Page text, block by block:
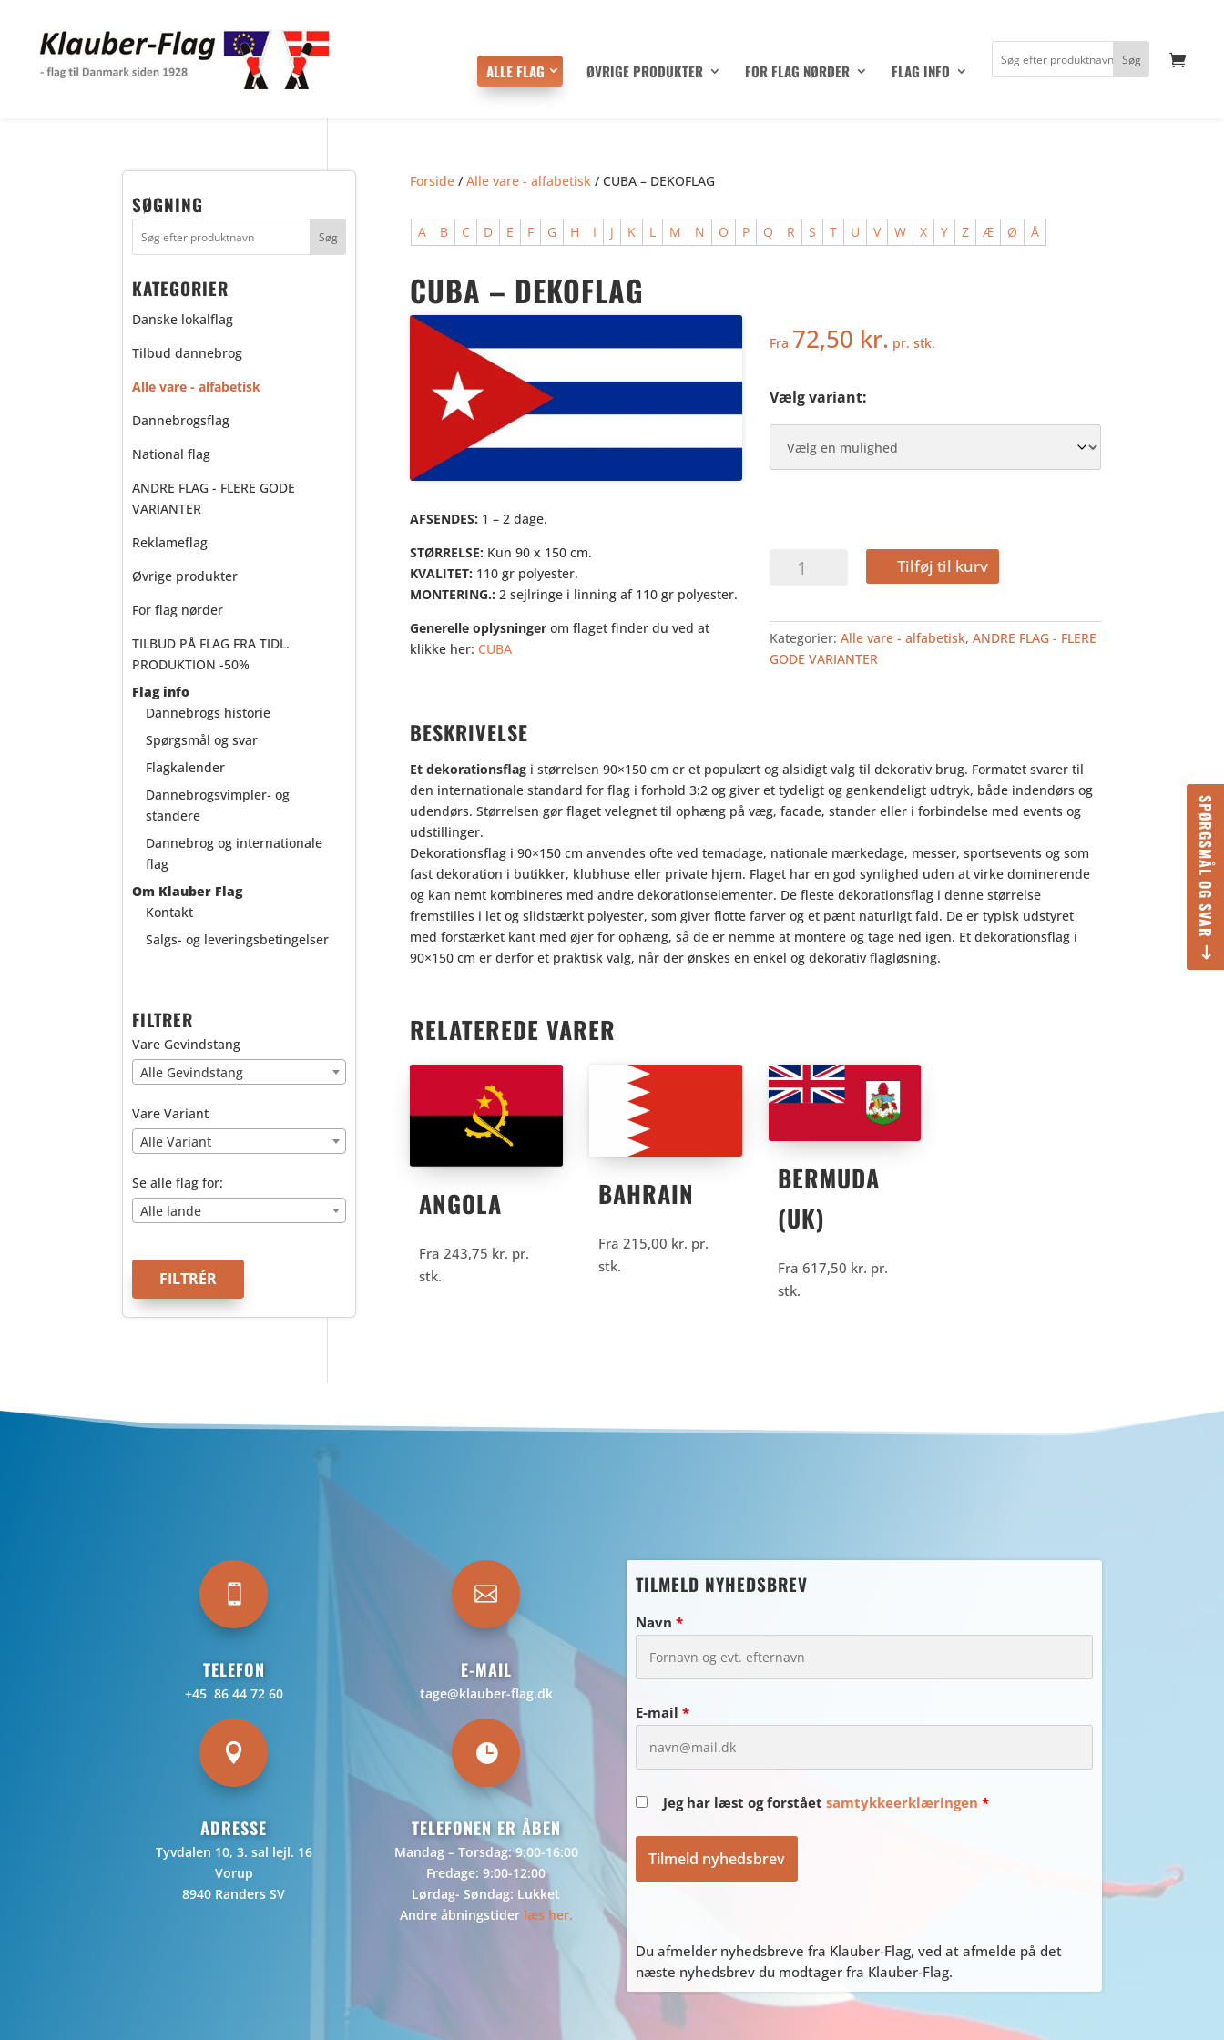
ALLE FLAG ØVRIGE PRODUKTER FOR FLAG NØRDER FLAG INFO
SPØRGSMÅL OG SVAR
Forside /Alle vare - alfabetisk / CUBA – DEKOFLAG
A B C D E F G H I J K L M N O P Q R S T U V W X Y Z Æ Ø Å
CUBA – DEKOFLAG
AFSENDES: 1 – 2 dage.
STØRRELSE: Kun 90 x 150 cm.
KVALITET: 110 gr polyester.
MONTERING.: 2 sejlringe i linning af 110 gr polyester.
Generelle oplysninger om flaget finder du ved at
klikke her: CUBA
Fra 72,50 kr. pr. stk.
Vælg variant:
CUBA
antal
Tilføj til kurv
Kategorier:Alle vare - alfabetisk,ANDRE FLAG - FLERE
GODE VARIANTER
BESKRIVELSE
Et dekorationsflag i størrelsen 90×150 cm er et populært og alsidigt valg til dekorativ brug. Formatet svarer til
den internationale standard for flag i forhold 3:2 og giver et tydeligt og genkendeligt udtryk, både indendørs og
udendørs. Størrelsen gør flaget velegnet til ophæng på væg, facade, stander eller i forbindelse med events og
udstillinger.
Dekorationsflag i 90×150 cm anvendes ofte ved temadage, nationale mærkedage, messer, sportsevents og som
fast dekoration i butikker, klubhuse eller private hjem. Flaget har en god synlighed uden at virke dominerende
og kan nemt kombineres med andre dekorationselementer. De fleste dekorationsflag i denne størrelse
fremstilles i let og slidstærkt polyester, som giver flotte farver og et pænt naturligt fald. De er typisk udstyret
med forstærket kant med øjer for ophæng, så de er nemme at montere og tage ned igen. Et dekorationsflag i
90×150 cm er derfor et praktisk valg, når der ønskes en enkel og dekorativ flagløsning.
RELATEREDE VARER
ANGOLA
Fra 243,75 kr. pr.
stk.
BAHRAIN
Fra 215,00 kr. pr.
stk.
BERMUDA
(UK)
Fra 617,50 kr. pr.
stk.
SØGNING
KATEGORIER
Danske lokalflag
Tilbud dannebrog
Alle vare - alfabetisk
Dannebrogsflag
National flag
ANDRE FLAG - FLERE GODE
VARIANTER
Reklameflag
Øvrige produkter
For flag nørder
TILBUD PÅ FLAG FRA TIDL.
PRODUKTION -50%
Flag info
Dannebrogs historie
Spørgsmål og svar
Flagkalender
Dannebrogsvimpler- og
standere
Dannebrog og internationale
flag
Om Klauber Flag
Kontakt
Salgs- og leveringsbetingelser
FILTRER
Vare Gevindstang
Alle Gevindstang
Vare Variant
Alle Variant
Se alle flag for:
Alle lande
FILTRÉR

TELEFON
+45 86 44 72 60

ADRESSE
Tyvdalen 10, 3. sal lejl. 16
Vorup
8940 Randers SV

E-MAIL
tage@klauber-flag.dk

TELEFONEN ER ÅBEN
Mandag – Torsdag: 9:00-16:00
Fredage: 9:00-12:00
Lørdag- Søndag: Lukket
Andre åbningstider læs her.
TILMELD NYHEDSBREV
Navn*
E-mail*
Jeg har læst og forståetsamtykkeerklæringen *
Du afmelder nyhedsbreve fra Klauber-Flag, ved at afmelde på det
næste nyhedsbrev du modtager fra Klauber-Flag.